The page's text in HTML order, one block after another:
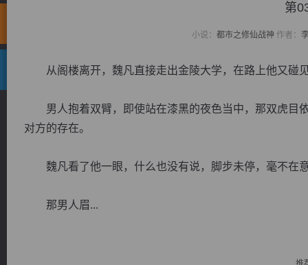
第
小说： 都市之修仙战神 作者：
从阁楼离开，魏凡直接走出金陵大学，在路上他又碰
男人抱着双臂，即使站在漆黑的夜色当中，那双虎目
对方的存在。
魏凡看了他一眼，什么也没有说，脚步未停，毫不在
那男人眉...